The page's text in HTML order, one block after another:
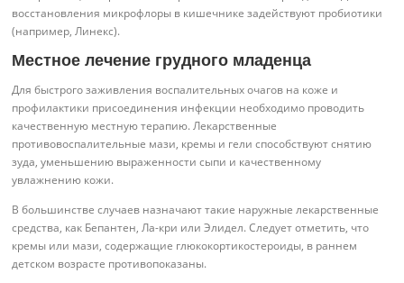
восстановления микрофлоры в кишечнике задействуют пробиотики
(например, Линекс).
Местное лечение грудного младенца
Для быстрого заживления воспалительных очагов на коже и
профилактики присоединения инфекции необходимо проводить
качественную местную терапию. Лекарственные
противовоспалительные мази, кремы и гели способствуют снятию
зуда, уменьшению выраженности сыпи и качественному
увлажнению кожи.
В большинстве случаев назначают такие наружные лекарственные
средства, как Бепантен, Ла-кри или Элидел. Следует отметить, что
кремы или мази, содержащие глюкокортикостероиды, в раннем
детском возрасте противопоказаны.